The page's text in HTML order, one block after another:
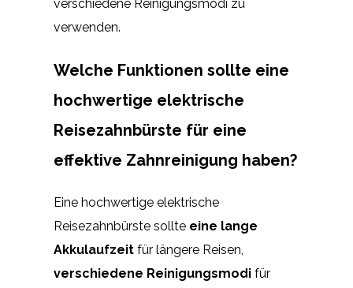
verschiedene Reinigungsmodi zu
verwenden.
Welche Funktionen sollte eine
hochwertige elektrische
Reisezahnbürste für eine
effektive Zahnreinigung haben?
Eine hochwertige elektrische
Reisezahnbürste sollte eine lange
Akkulaufzeit für längere Reisen,
verschiedene Reinigungsmodi für